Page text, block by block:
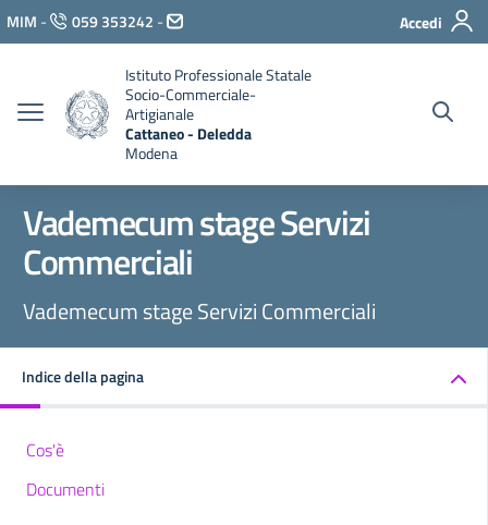
Vai ai contenuti
Vai al menu di navigazione
Vai al footer
MIM - 059 353242 - Accedi
Istituto Professionale Statale
Socio-Commerciale-
Artigianale
Cattaneo - Deledda
Modena
Vademecum stage Servizi
Commerciali
Vademecum stage Servizi Commerciali
Indice della pagina
Cos'è
Documenti